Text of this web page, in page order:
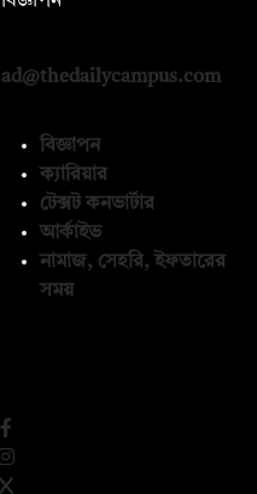
ad@thedailycampus.com
বিজ্ঞাপন
ক্যারিয়ার
টেক্সট কনভার্টার
আর্কাইভ
নামাজ, সেহরি, ইফতারের
সময়